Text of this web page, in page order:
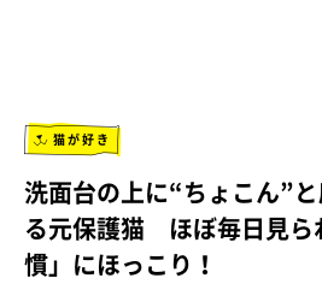
猫が好き
洗面台の上に“ちょこん”
る元保護猫 ほぼ毎日見ら
慣」にほっこり！